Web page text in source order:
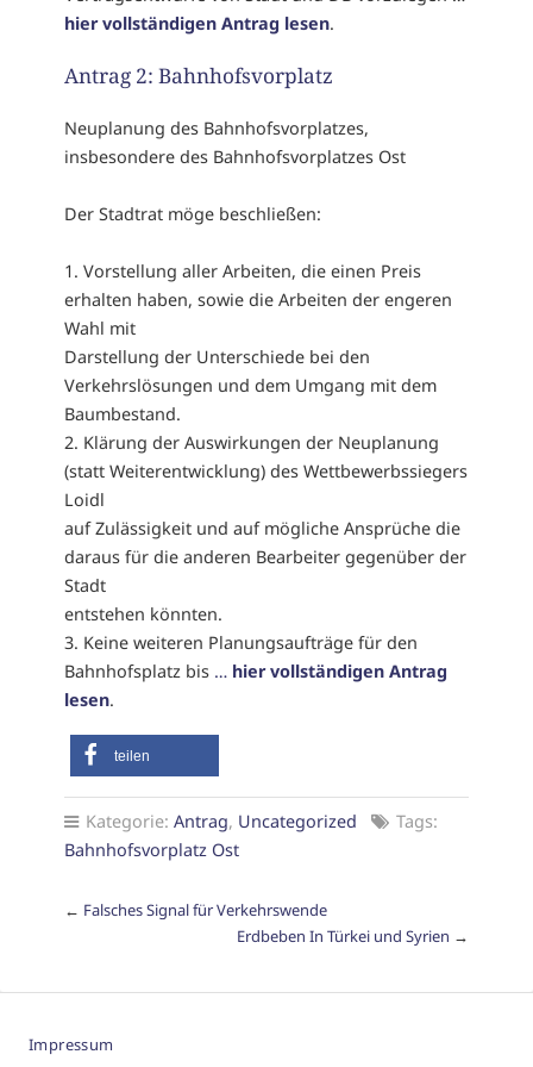
hier vollständigen Antrag lesen.
Antrag 2: Bahnhofsvorplatz
Neuplanung des Bahnhofsvorplatzes,
insbesondere des Bahnhofsvorplatzes Ost
Der Stadtrat möge beschließen:
1. Vorstellung aller Arbeiten, die einen Preis
erhalten haben, sowie die Arbeiten der engeren
Wahl mit
Darstellung der Unterschiede bei den
Verkehrslösungen und dem Umgang mit dem
Baumbestand.
2. Klärung der Auswirkungen der Neuplanung
(statt Weiterentwicklung) des Wettbewerbssiegers
Loidl
auf Zulässigkeit und auf mögliche Ansprüche die
daraus für die anderen Bearbeiter gegenüber der
Stadt
entstehen könnten.
3. Keine weiteren Planungsaufträge für den
Bahnhofsplatz bis … hier vollständigen Antrag
lesen.
teilen
Kategorie: Antrag, Uncategorized
Tags:
Bahnhofsvorplatz Ost
← Falsches Signal für Verkehrswende
Erdbeben In Türkei und Syrien →
Impressum